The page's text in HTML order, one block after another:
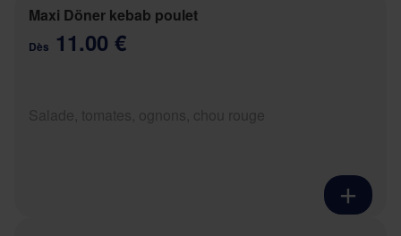
Maxi Döner kebab poulet
Dès 11.00 €